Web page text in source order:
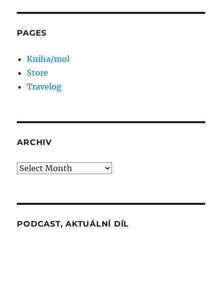
PAGES
Kniha/mol
Store
Travelog
ARCHIV
Archiv
PODCAST, AKTUÁLNÍ DÍL